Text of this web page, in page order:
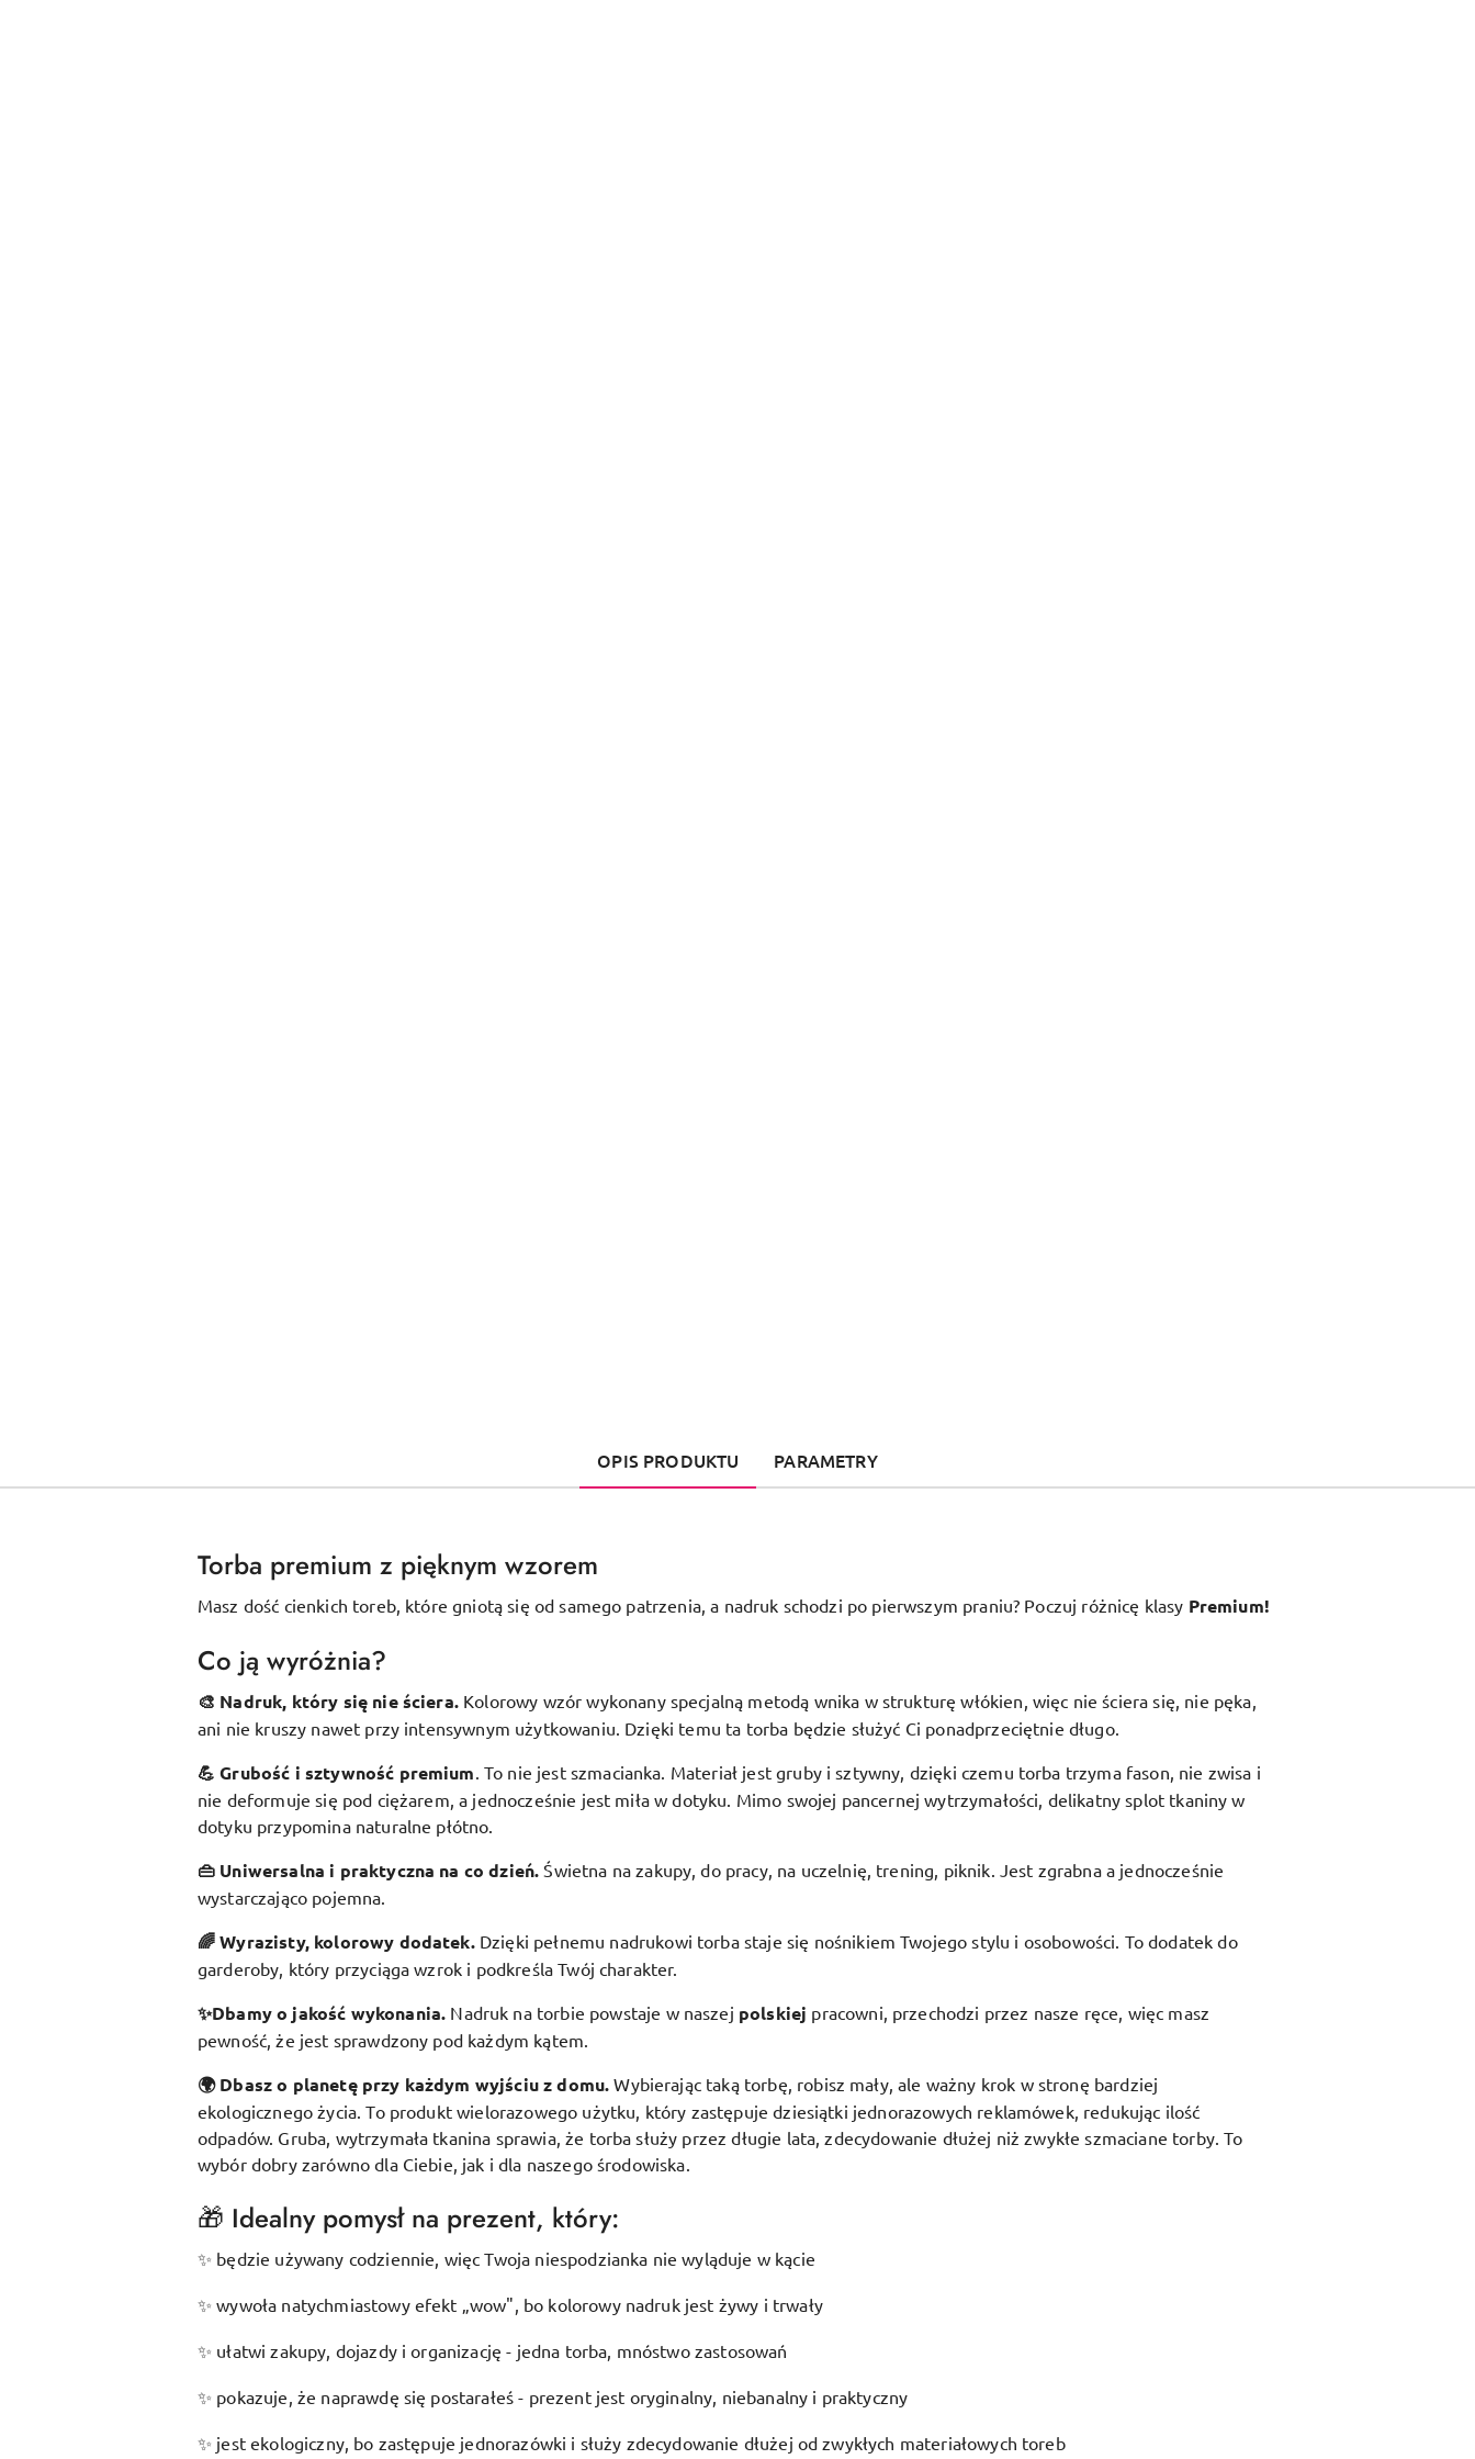
OPIS PRODUKTU PARAMETRY
Torba premium z pięknym wzorem
Masz dość cienkich toreb, które gniotą się od samego patrzenia, a nadruk schodzi po pierwszym praniu? Poczuj różnicę klasy Premium!
Co ją wyróżnia?
🎨 Nadruk, który się nie ściera. Kolorowy wzór wykonany specjalną metodą wnika w strukturę włókien, więc nie ściera się, nie pęka,
ani nie kruszy nawet przy intensywnym użytkowaniu. Dzięki temu ta torba będzie służyć Ci ponadprzeciętnie długo.
💪 Grubość i sztywność premium To nie jest szmacianka. Materiał jest gruby i sztywny, dzięki czemu torba trzyma fason, nie zwisa i
nie deformuje się pod ciężarem, a jednocześnie jest miła w dotyku. Mimo swojej pancernej wytrzymałości, delikatny splot tkaniny w
dotyku przypomina naturalne płótno.
👜 Uniwersalna i praktyczna na co dzień. Świetna na zakupy, do pracy, na uczelnię, trening, piknik. Jest zgrabna a jednocześnie
wystarczająco pojemna.
🌈 Wyrazisty, kolorowy dodatek. Dzięki pełnemu nadrukowi torba staje się nośnikiem Twojego stylu i osobowości. To dodatek do
garderoby, który przyciąga wzrok i podkreśla Twój charakter.
✨Dbamy o jakość wykonania. Nadruk na torbie powstaje w naszej polskiej pracowni, przechodzi przez nasze ręce, więc masz
pewność, że jest sprawdzony pod każdym kątem.
🌍 Dbasz o planetę przy każdym wyjściu z domu.Wybierając taką torbę, robisz mały, ale ważny krok w stronę bardziej
ekologicznego życia. To produkt wielorazowego użytku, który zastępuje dziesiątki jednorazowych reklamówek, redukując ilość
odpadów. Gruba, wytrzymała tkanina sprawia, że torba służy przez długie lata, zdecydowanie dłużej niż zwykłe szmaciane torby. To
wybór dobry zarówno dla Ciebie, jak i dla naszego środowiska.
🎁 Idealny pomysł na prezent, który:
✨ będzie używany codziennie, więc Twoja niespodzianka nie wyląduje w kącie
✨ wywoła natychmiastowy efekt „wow", bo kolorowy nadruk jest żywy i trwały
✨ ułatwi zakupy, dojazdy i organizację - jedna torba, mnóstwo zastosowań
✨ pokazuje, że naprawdę się postarałeś - prezent jest oryginalny, niebanalny i praktyczny
✨ jest ekologiczny, bo zastępuje jednorazówki i służy zdecydowanie dłużej od zwykłych materiałowych toreb